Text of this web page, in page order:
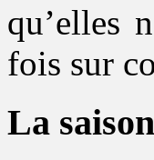
qu’elles
fois sur
La